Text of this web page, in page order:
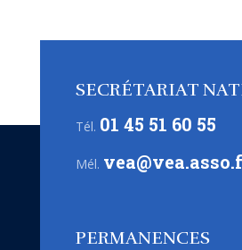
SECRÉTARIAT
Tél. 01 45 51 60 55
Mél.
PERMANENCES